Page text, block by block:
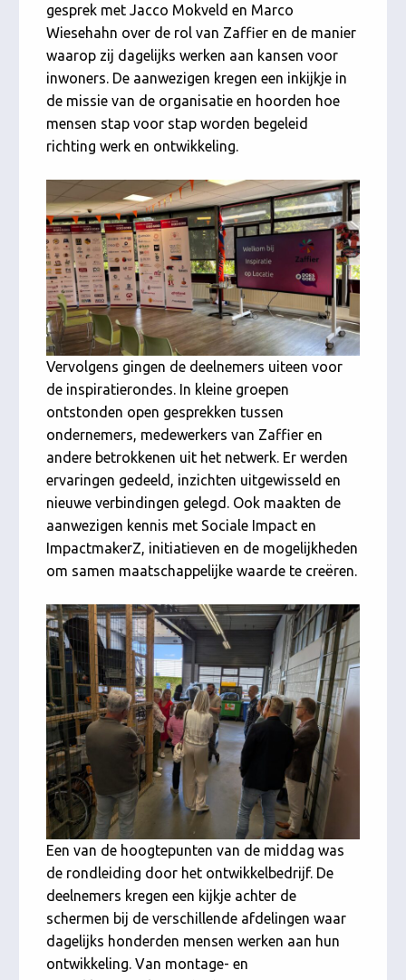
gesprek met Jacco Mokveld en Marco
Wiesehahn over de rol van Zaffier en de manier
waarop zij dagelijks werken aan kansen voor
inwoners. De aanwezigen kregen een inkijkje in
de missie van de organisatie en hoorden hoe
mensen stap voor stap worden begeleid
richting werk en ontwikkeling.
Vervolgens gingen de deelnemers uiteen voor
de inspiratierondes. In kleine groepen
ontstonden open gesprekken tussen
ondernemers, medewerkers van Zaffier en
andere betrokkenen uit het netwerk. Er werden
ervaringen gedeeld, inzichten uitgewisseld en
nieuwe verbindingen gelegd. Ook maakten de
aanwezigen kennis met Sociale Impact en
ImpactmakerZ, initiatieven en de mogelijkheden
om samen maatschappelijke waarde te creëren.
Een van de hoogtepunten van de middag was
de rondleiding door het ontwikkelbedrijf. De
deelnemers kregen een kijkje achter de
schermen bij de verschillende afdelingen waar
dagelijks honderden mensen werken aan hun
ontwikkeling. Van montage- en